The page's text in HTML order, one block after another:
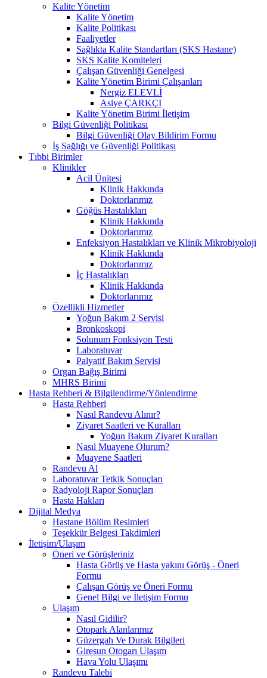
Kalite Yönetim
Kalite Yönetim
Kalite Politikası
Faaliyetler
Sağlıkta Kalite Standartları (SKS Hastane)
SKS Kalite Komiteleri
Çalışan Güvenliği Genelgesi
Kalite Yönetim Birimi Çalışanları
Nergiz ELEVLİ
Asiye ÇARKÇI
Kalite Yönetim Birimi İletişim
Bilgi Güvenliği Politikası
Bilgi Güvenliği Olay Bildirim Formu
İş Sağlığı ve Güvenliği Politikası
Tıbbi Birimler
Klinikler
Acil Ünitesi
Klinik Hakkında
Doktorlarımız
Göğüs Hastalıkları
Klinik Hakkında
Doktorlarımız
Enfeksiyon Hastalıkları ve Klinik Mikrobiyoloji
Klinik Hakkında
Doktorlarımız
İç Hastalıkları
Klinik Hakkında
Doktorlarımız
Özellikli Hizmetler
Yoğun Bakım 2 Servisi
Bronkoskopi
Solunum Fonksiyon Testi
Laboratuvar
Palyatif Bakım Servisi
Organ Bağış Birimi
MHRS Birimi
Hasta Rehberi & Bilgilendirme/Yönlendirme
Hasta Rehberi
Nasıl Randevu Alınır?
Ziyaret Saatleri ve Kuralları
Yoğun Bakım Ziyaret Kuralları
Nasıl Muayene Olurum?
Muayene Saatleri
Randevu Al
Laboratuvar Tetkik Sonuçları
Radyoloji Rapor Sonuçları
Hasta Hakları
Dijital Medya
Hastane Bölüm Resimleri
Teşekkür Belgesi Takdimleri
İletişim/Ulaşım
Öneri ve Görüşleriniz
Hasta Görüş ve Hasta yakını Görüş - Öneri
Formu
Çalışan Görüş ve Öneri Formu
Genel Bilgi ve İletişim Formu
Ulaşım
Nasıl Gidilir?
Otopark Alanlarımız
Güzergah Ve Durak Bilgileri
Giresun Otogarı Ulaşım
Hava Yolu Ulaşımı
Randevu Talebi